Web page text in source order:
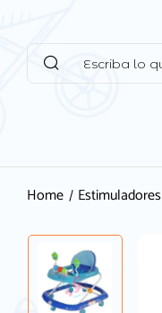
Home Estimuladores